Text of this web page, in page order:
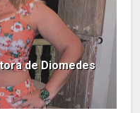
de Diomedes